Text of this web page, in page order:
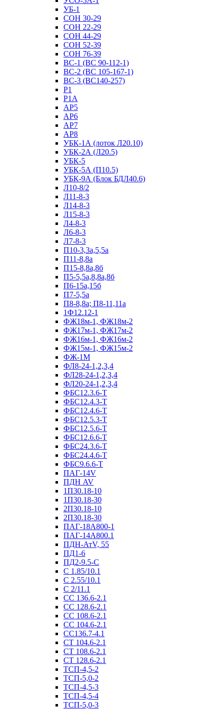
УБ-1
СОН 30-29
СОН 22-29
СОН 44-29
СОН 52-39
СОН 76-39
ВС-1 (ВС 90-112-1)
ВС-2 (ВС 105-167-1)
ВС-3 (ВС140-257)
Р1
Р1А
АР5
АР6
АР7
АР8
УБК-1А (лоток Л20.10)
УБК-2А (Л20.5)
УБК-5
УБК-5А (П10.5)
УБК-9А (Блок БДЛ40.6)
Л10-8/2
Л11-8-3
Л14-8-3
Л15-8-3
Л4-8-3
Л6-8-3
Л7-8-3
П10-3,3а,5,5а
П11-8,8а
П15-8,8а,8б
П5-5,5а,8,8а,8б
П6-15а,15б
П7-5,5а
П8-8,8а; П8-11,11а
1Ф12.12-1
ФЖ18м-1, ФЖ18м-2
ФЖ17м-1, ФЖ17м-2
ФЖ16м-1, ФЖ16м-2
ФЖ15м-1, ФЖ15м-2
ФЖ-1М
ФЛ8-24-1,2,3,4
ФЛ28-24-1,2,3,4
ФЛ20-24-1,2,3,4
ФБС12.3.6-Т
ФБС12.4.3-Т
ФБС12.4.6-Т
ФБС12.5.3-Т
ФБС12.5.6-Т
ФБС12.6.6-Т
ФБС24.3.6-Т
ФБС24.4.6-Т
ФБС9.6.6-Т
ПАГ-14V
ПДН AV
1П30.18-10
1П30.18-30
2П30.18-10
2П30.18-30
ПАГ-18А800-1
ПАГ-14А800.1
ПДН-АтV, 55
ПД1-6
ПД2-9.5-С
С 1.85/10.1
С 2.55/10.1
С 2/11.1
СС 136.6-2.1
СС 128.6-2.1
СС 108.6-2.1
СС 104.6-2.1
СС136.7-4.1
СТ 104.6-2.1
СТ 108.6-2.1
СТ 128.6-2.1
ТСП-4,5-2
ТСП-5,0-2
ТСП-4,5-3
ТСП-4,5-4
ТСП-5,0-3